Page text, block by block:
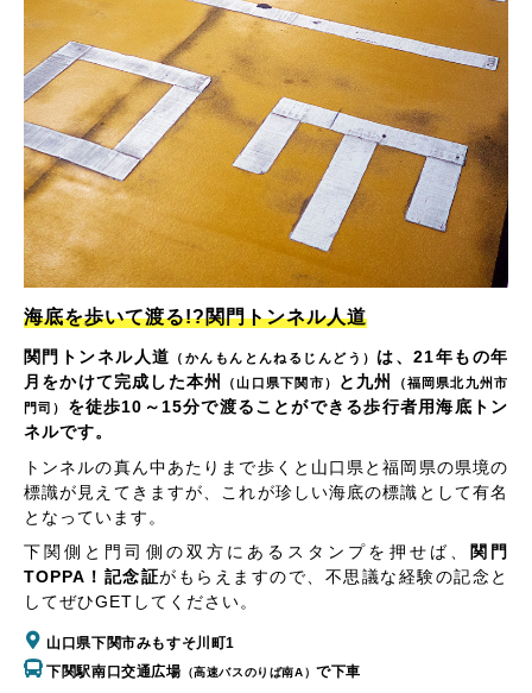
海底を歩いて渡る!?関門トンネル人道
関門トンネル人道 （かんもんとんねるじんどう） は、21年もの年
月をかけて完成した本州
（山口県下関市） と九州
（福岡県北九州市
門司）
を徒歩10～15分で渡ることができる歩行者用海底トン
ネルです。
トンネルの真ん中あたりまで歩くと山口県と福岡県の県境の
標識が見えてきますが、これが珍しい海底の標識として有名
となっています。
下関側と門司側の双方にあるスタンプを押せば、
関門
TOPPA！記念証がもらえますので、不思議な経験の記念と
してぜひGETしてください。
山口県下関市みもすそ川町1
下関駅南口交通広場 （高速バスのりば南A）で下車